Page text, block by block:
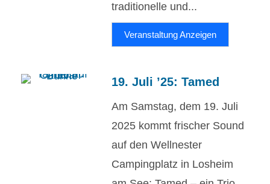
traditionelle und...
Veranstaltung Anzeigen
19. Juli ’25: Tamed
Am Samstag, dem 19. Juli
2025 kommt frischer Sound
auf den Wellnester
Campingplatz in Losheim